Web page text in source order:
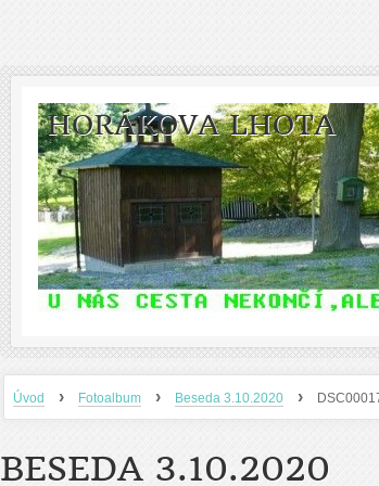
HORÁKOVA LHOTA
Úvod › Fotoalbum › Beseda 3.10.2020 ›
BESEDA 3.10.2020